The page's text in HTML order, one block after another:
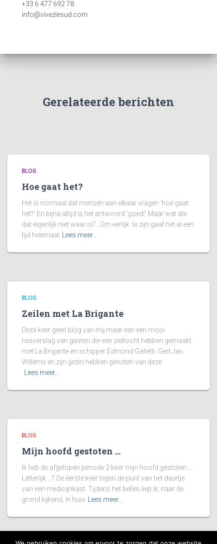
+33 6 477 692 78
info@vivezlesud.com
Gerelateerde berichten
BLOG
Hoe gaat het?
Het is normaal dat mensen aan elkaar vragen ‘hoe gaat
het?’ En bijna altijd is het antwoord ‘goed!’ Maar wat als
dat eigenlijk niet waar is?…Om eerlijk te zijn gaat het al een
tijd helemaal
Lees meer…
BLOG
Zeilen met La Brigante
Deze keer geen blog van mij maar een een mooi
reisverslag van gasten die een zeiltocht hebben gemaakt
met La Brigante en schipper Edmond Galletti. Gert Jan
Willems en zijn gezin hebben genoten van deze
Lees meer…
BLOG
Mijn hoofd gestoten …
Ik heb de afgelopen periode 2 keer mijn hoofd gestoten….
Letterlijk …? De eerste keer tegen de punt van het deurtje
van een medicijnkast. Tijdens het bellen liep ik, naar de
grond kijkend, in huis
Lees meer…